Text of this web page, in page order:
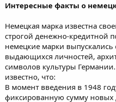
Интересные факты о
Немецкая марка известна
строгой денежно-кредитной
немецкие марки
выдающихся личностей,
символов культуры
известно, что:
В момент введения в 1948
фиксированную сумму новых